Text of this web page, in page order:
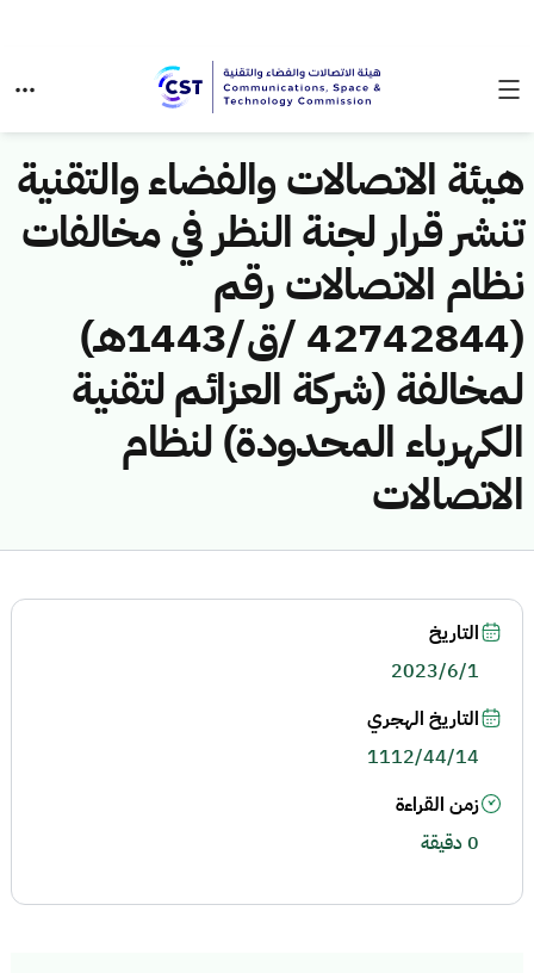
هيئة الاتصالات والفضاء والتقنية
تنشر قرار لجنة النظر في مخالفات
نظام الاتصالات رقم
(42742844 /ق/1443هـ)
لمخالفة (شركة العزائم لتقنية
الكهرباء المحدودة) لنظام
الاتصالات
التاريخ
2023/6/1
التاريخ الهجري
1112/44/14
زمن القراءة
0 دقيقة